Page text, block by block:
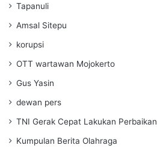
Tapanuli
Amsal Sitepu
korupsi
OTT wartawan Mojokerto
Gus Yasin
dewan pers
TNI Gerak Cepat Lakukan Perbaikan
Kumpulan Berita Olahraga